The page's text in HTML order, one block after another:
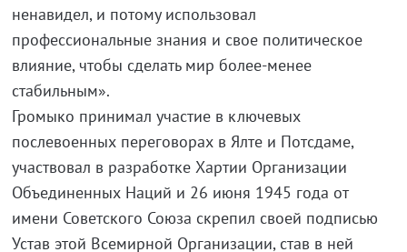
ненавидел, и потому использовал
профессиональные знания и свое политическое
влияние, чтобы сделать мир более-менее
стабильным».
Громыко принимал участие в ключевых
послевоенных переговорах в Ялте и Потсдаме,
участвовал в разработке Хартии Организации
Объединенных Наций и 26 июня 1945 года от
имени Советского Союза скрепил своей подписью
Устав этой Всемирной Организации, став в ней